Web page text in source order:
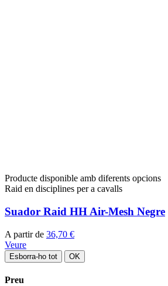
Producte disponible amb diferents opcions
Raid en disciplines per a cavalls
Suador Raid HH Air-Mesh Negre
A partir de 36,70 €
Veure
Esborra-ho tot OK
Preu